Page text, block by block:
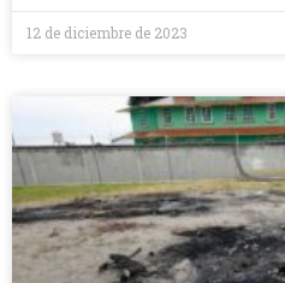
12 de diciembre de 2023